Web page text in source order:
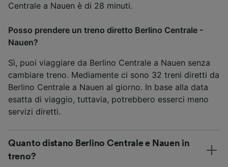
Centrale a Nauen è di 28 minuti.
Posso prendere un treno diretto Berlino Centrale -
Nauen?
Sì, puoi viaggiare da Berlino Centrale a Nauen senza
cambiare treno. Mediamente ci sono 32 treni diretti da
Berlino Centrale a Nauen al giorno. In base alla data
esatta di viaggio, tuttavia, potrebbero esserci meno
servizi diretti.
Quanto distano Berlino Centrale e Nauen in
treno?